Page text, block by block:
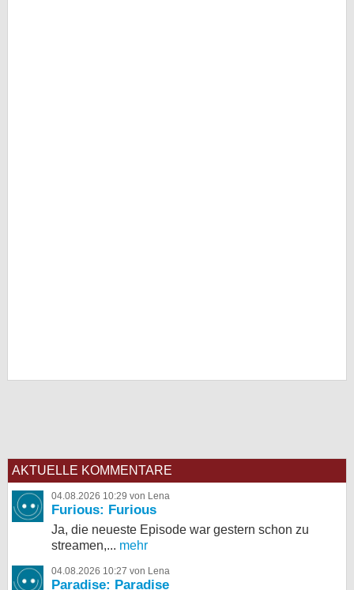
AKTUELLE KOMMENTARE
04.08.2026 10:29 von Lena
Furious: Furious
Ja, die neueste Episode war gestern schon zu
streamen,... mehr
04.08.2026 10:27 von Lena
Paradise: Paradise